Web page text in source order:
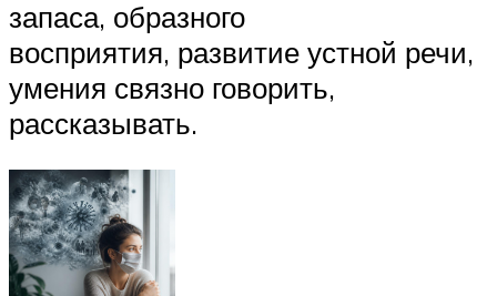
запаса, образного
восприятия, развитие устной речи,
умения связно говорить,
рассказывать.